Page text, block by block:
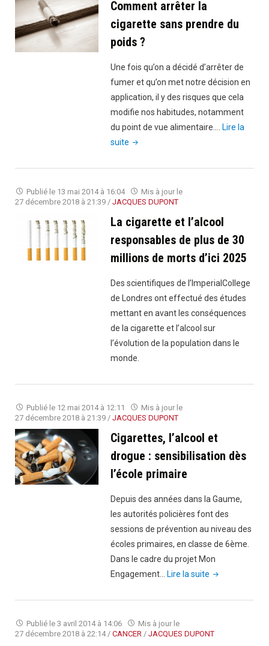
prônez
pour
Comment arrêter la
cigarette sans prendre du
poids ?
Une fois qu’on a décidé d’arrêter de
fumer et qu’on met notre décision en
application, il y des risques que cela
modifie nos habitudes, notamment
du point de vue alimentaire.…
Lire la
suite "Comment
la
cigarette
sans
prendre
du
poids ?"
Publié le 13 mai 2014 à 16:04
Mis à jour le
27 décembre 2018 à 21:39 / JACQUES DUPONT
La cigarette et l’alcool
responsables de plus de 30
millions de morts d’ici 2025
Des scientifiques de l’ImperialCollege
de Londres ont effectué des études
mettant en avant les conséquences
de la cigarette et l’alcool sur
l’évolution de la population dans le
monde.
Publié le 12 mai 2014 à 12:11
Mis à jour le
27 décembre 2018 à 21:39 / JACQUES DUPONT
Cigarettes, l’alcool et
drogue : sensibilisation dès
l’école primaire
Depuis des années dans la Gaume,
les autorités policières font des
sessions de prévention au niveau des
écoles primaires, en classe de 6ème.
Dans le cadre du projet Mon
Engagement…
Lire la suite "Cigarettes,
et
:
Publié le 3 avril 2014 à 14:06
Mis à jour le
27 décembre 2018 à 22:14 / CANCER / JACQUES DUPONT